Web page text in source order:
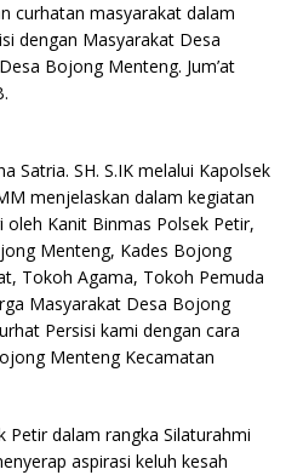
curhatan masyarakat dalam
dengan Masyarakat Desa
Bojong Menteng. Jum’at
Satria. SH. S.IK melalui Kapolsek
menjelaskan dalam kegiatan
oleh Kanit Binmas Polsek Petir,
Menteng, Kades Bojong
Tokoh Agama, Tokoh Pemuda
Masyarakat Desa Bojong
Persisi kami dengan cara
Menteng Kecamatan
Petir dalam rangka Silaturahmi
aspirasi keluh kesah